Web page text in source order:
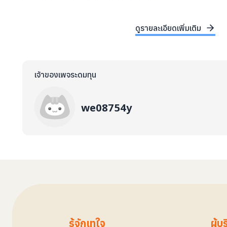
ดูรายละเอียดเพิ่มเติม
เจ้าของเพจระดมทุน
we08754y
รู้จักเทใจ ผู้บ